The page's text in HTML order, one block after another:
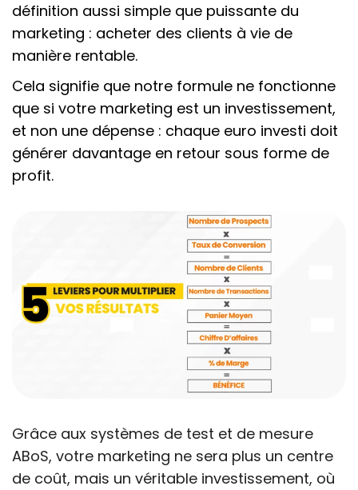
définition aussi simple que puissante du
marketing : acheter des clients à vie de
manière rentable.
Cela signifie que notre formule ne fonctionne
que si votre marketing est un investissement,
et non une dépense : chaque euro investi doit
générer davantage en retour sous forme de
profit.
Grâce aux systèmes de test et de mesure
ABoS, votre marketing ne sera plus un centre
de coût, mais un véritable investissement, où